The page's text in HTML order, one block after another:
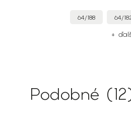
64/188 64/
+
Podobné